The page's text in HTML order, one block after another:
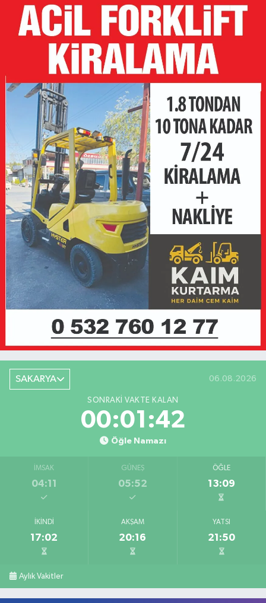
SAKARYA 06.08.2026
SONRAKI VAKTE KALAN
00:01:42
Öğle Namazı
İMSAK
04:11
GÜNEŞ
05:52
ÖĞLE
13:09
İKINDI
17:02
AKŞAM
20:16
YATSI
21:50
Aylık Vakitler